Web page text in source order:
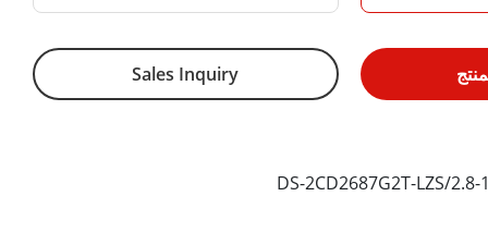
Sales Inquiry
DS-2CD2687G2T-LZS/